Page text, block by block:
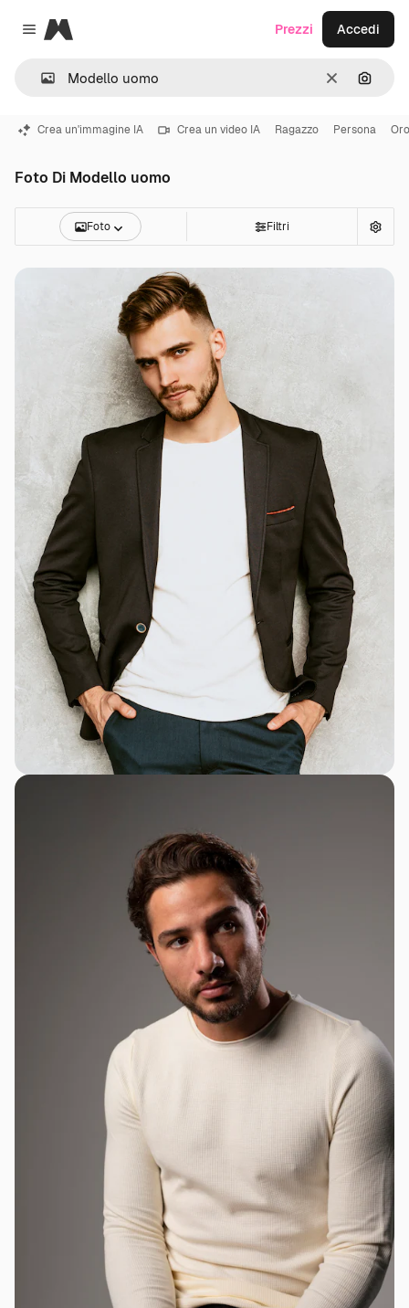
Close menu
Magnific
CancellaCerca
Prezzi Accedi
Crea un'immagine IA Crea un video IA Ragazzo Persona
Foto Di Modello uomo
Foto Filtri